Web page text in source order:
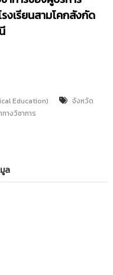
งเรียนสามโคกสังกัด
Education)
จังหวัด
ทางวิชาการ
ล